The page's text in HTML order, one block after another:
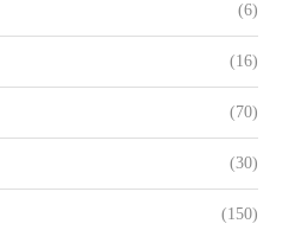
(6)
(16)
(70)
(30)
(150)